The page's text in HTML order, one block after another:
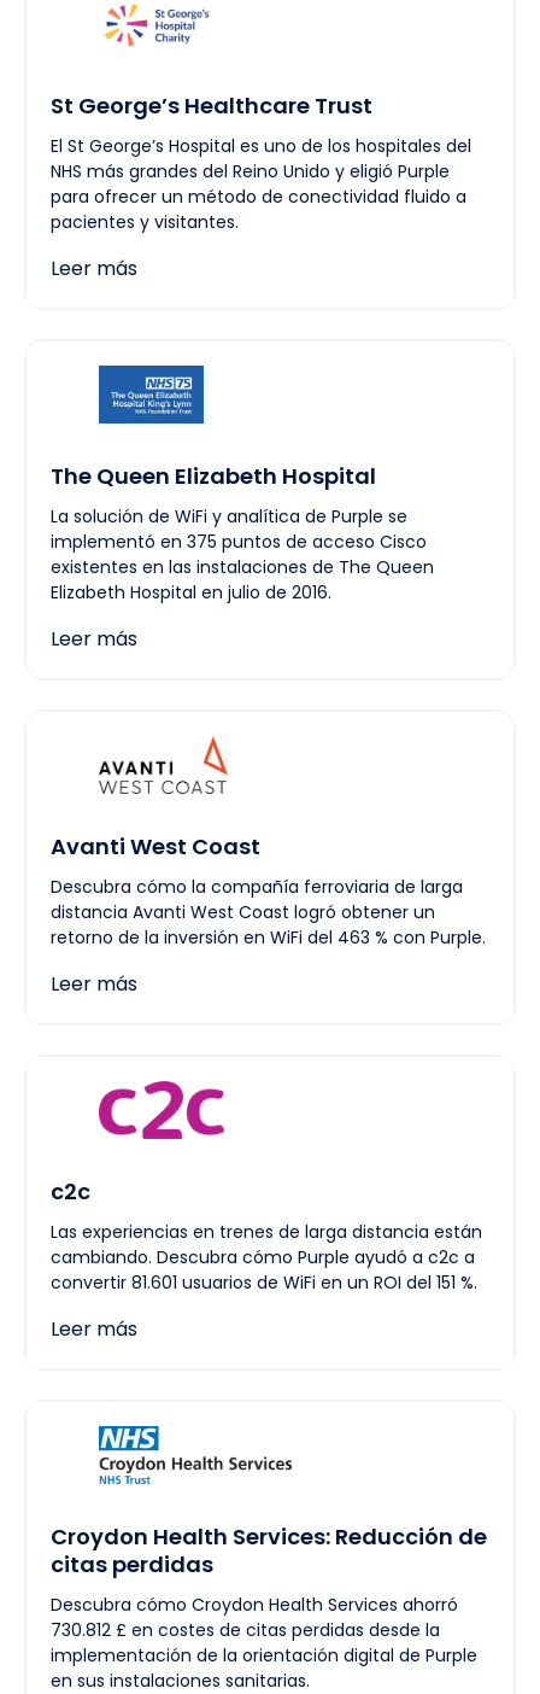
St George’s Healthcare Trust
El St George’s Hospital es uno de los hospitales del
NHS más grandes del Reino Unido y eligió Purple
para ofrecer un método de conectividad fluido a
pacientes y visitantes.
Leer más
The Queen Elizabeth Hospital
La solución de WiFi y analítica de Purple se
implementó en 375 puntos de acceso Cisco
existentes en las instalaciones de The Queen
Elizabeth Hospital en julio de 2016.
Leer más
Avanti West Coast
Descubra cómo la compañía ferroviaria de larga
distancia Avanti West Coast logró obtener un
retorno de la inversión en WiFi del 463 % con Purple.
Leer más
c2c
Las experiencias en trenes de larga distancia están
cambiando. Descubra cómo Purple ayudó a c2c a
convertir 81.601 usuarios de WiFi en un ROI del 151 %.
Leer más
Croydon Health Services: Reducción de
citas perdidas
Descubra cómo Croydon Health Services ahorró
730.812 £ en costes de citas perdidas desde la
implementación de la orientación digital de Purple
en sus instalaciones sanitarias.